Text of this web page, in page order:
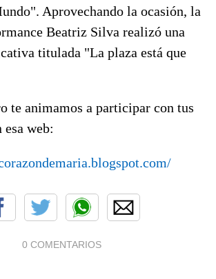
Aprovechando la ocasión, la
Beatriz Silva realizó una
titulada "La plaza está que
te animamos a participar con tus
web:
0 COMENTARIOS